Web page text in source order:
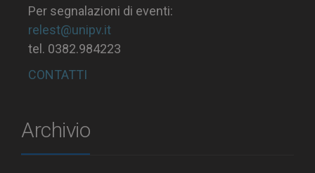
Per segnalazioni di eventi:
relest@unipv.it
tel. 0382.984223
CONTATTI
Archivio